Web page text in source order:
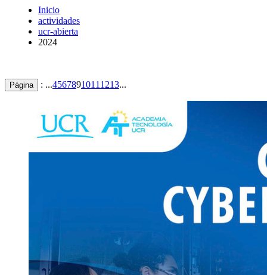
Inicio
actividades
ucr-abierta
2024
Página : ...4567891011 1213...